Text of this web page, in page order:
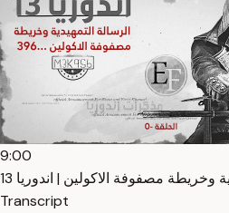
9:00
الرسالة التمهيدية وخريطة مصفوفة الاكولين | اندوريا 13 —
Transcript